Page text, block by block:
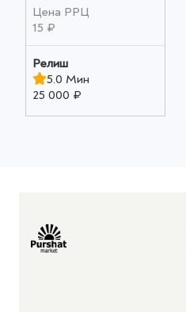
Цена РРЦ
15 ₽
Релиш
5.0 Мин
25 000 ₽